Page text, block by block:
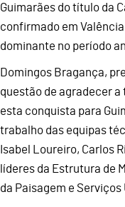
Guimarães do título da
confirmado em
dominante no período
Domingos Bragança,
questão de agradecer
esta conquista para
trabalho das equipas
Isabel Loureiro, Carlos
líderes da Estrutura de
da Paisagem e